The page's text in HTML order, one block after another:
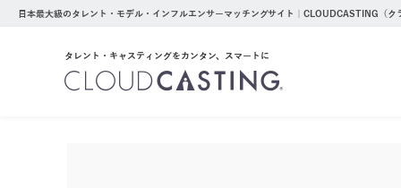
日本最大級のタレント・モデル・インフルエンサーマッチングサイト｜CLOUDCASTING（ク
タレント・キャスティングをカンタン、スマートに